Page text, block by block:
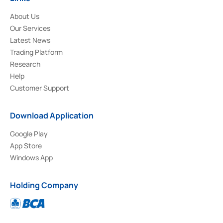
About Us
Our Services
Latest News
Trading Platform
Research
Help
Customer Support
Download Application
Google Play
App Store
Windows App
Holding Company